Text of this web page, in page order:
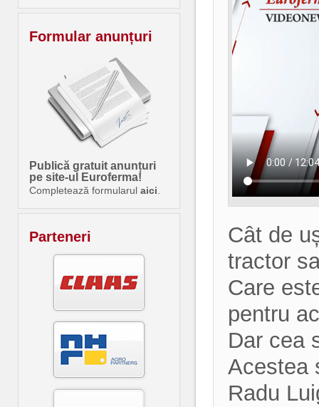
Formular anunțuri
Publică gratuit anunțuri
pe site-ul Euroferma!
Completează formularul aici
Parteneri
Cât de
tractor
Care
pentru
Dar cea
Acestea
Radu